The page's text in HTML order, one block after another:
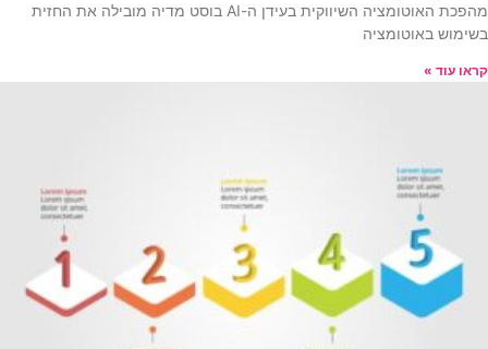
מהפכת האוטומציה השיווקית בעידן ה-AI בוסט מדיה מובילה את החזית
בשימוש באוטומציה
קראו עוד »